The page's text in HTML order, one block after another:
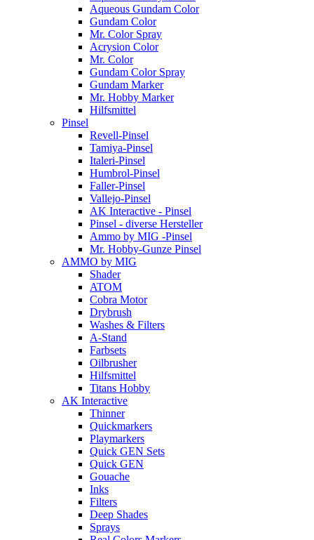
Aqueous Gundam Color
Gundam Color
Mr. Color Spray
Acrysion Color
Mr. Color
Gundam Color Spray
Gundam Marker
Mr. Hobby Marker
Hilfsmittel
Pinsel
Revell-Pinsel
Tamiya-Pinsel
Italeri-Pinsel
Humbrol-Pinsel
Faller-Pinsel
Vallejo-Pinsel
AK Interactive - Pinsel
Pinsel - diverse Hersteller
Ammo by MIG -Pinsel
Mr. Hobby-Gunze Pinsel
AMMO by MIG
Shader
ATOM
Cobra Motor
Drybrush
Washes & Filters
A-Stand
Farbsets
Oilbrusher
Hilfsmittel
Titans Hobby
AK Interactive
Thinner
Quickmarkers
Playmarkers
Quick GEN Sets
Quick GEN
Gouache
Inks
Filters
Deep Shades
Sprays